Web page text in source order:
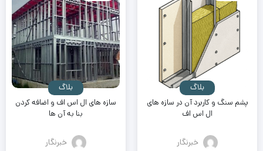
بلاگ
پشم سنگ و کاربرد آن در سازه های
ال اس اف
خبرنگار
بلاگ
سازه های ال اس اف و اضافه کردن
بنا به آن ها
خبرنگار